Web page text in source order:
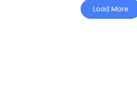
Load More